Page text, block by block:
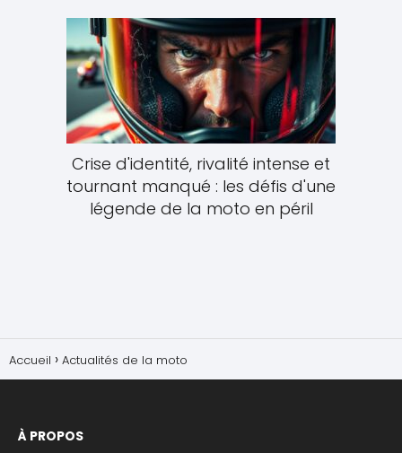
Crise d'identité, rivalité intense et
tournant manqué : les défis d'une
légende de la moto en péril
Accueil Actualités de la moto
À PROPOS